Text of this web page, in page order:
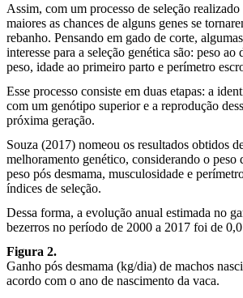
Assim, com um processo de seleção realizado
maiores as chances de alguns genes se
rebanho. Pensando em gado de corte,
interesse para a seleção genética são: peso ao
peso, idade ao primeiro parto e perímetro
Esse processo consiste em duas etapas: a
com um genótipo superior e a reprodução
próxima geração.
Souza (2017) nomeou os resultados obtidos
melhoramento genético, considerando o peso
peso pós desmama, musculosidade e
índices de seleção.
Dessa forma, a evolução anual estimada no
bezerros no período de 2000 a 2017 foi de
Figura 2.
Ganho pós desmama (kg/dia) de machos
acordo com o ano de nascimento da vaca.